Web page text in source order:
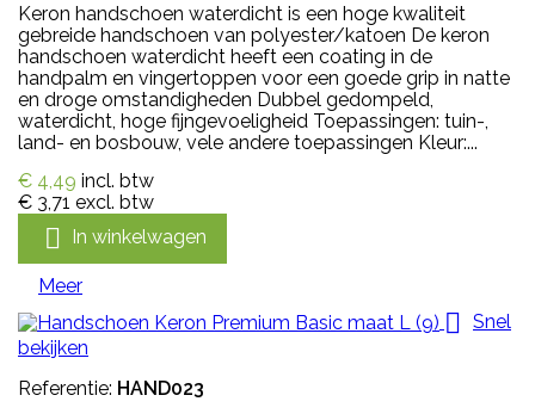
Keron handschoen waterdicht is een hoge kwaliteit
gebreide handschoen van polyester/katoen De keron
handschoen waterdicht heeft een coating in de
handpalm en vingertoppen voor een goede grip in natte
en droge omstandigheden Dubbel gedompeld,
waterdicht, hoge fijngevoeligheid Toepassingen: tuin-,
land- en bosbouw, vele andere toepassingen Kleur:...
€ 4,49 incl. btw
€ 3,71 excl. btw
 In winkelwagen
Meer
 Snel
bekijken
Referentie: HAND023